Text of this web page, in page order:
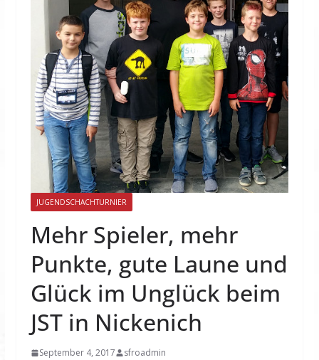
JUGENDSCHACHTURNIER
Mehr Spieler, mehr
Punkte, gute Laune und
Glück im Unglück beim
JST in Nickenich
September 4, 2017 sfroadmin